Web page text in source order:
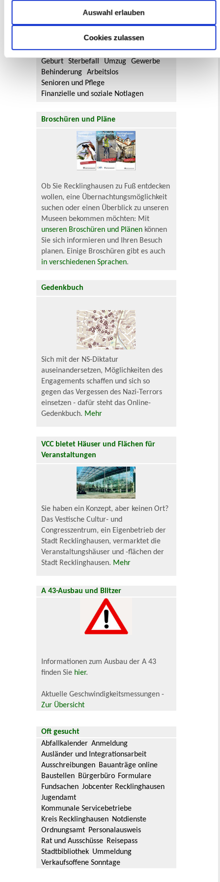
Cookies zulassen
Auswahl erlauben
Neu in Recklinghausen
Heiraten
Geburt
Sterbefall Umzug
Gewerbe
Behinderung
Arbeitslos
Senioren und Pflege
Finanzielle und soziale Notlagen
Broschüren und Pläne
Ob Sie Recklinghausen zu Fuß entdecken
wollen, eine Übernachtungsmöglichkeit
suchen oder einen Überblick zu unseren
Museen bekommen möchten: Mit
unseren Broschüren und Plänen können
Sie sich informieren und Ihren Besuch
planen. Einige Broschüren gibt es auch
in verschiedenen Sprachen.
Gedenkbuch
Sich mit der NS-Diktatur
auseinandersetzen, Möglichkeiten des
Engagements schaffen und sich so
gegen das Vergessen des Nazi-Terrors
einsetzen - dafür steht das Online-
Gedenkbuch. Mehr
VCC bietet Häuser und Flächen für
Veranstaltungen
Sie haben ein Konzept, aber keinen Ort?
Das Vestische Cultur- und
Congresszentrum, ein Eigenbetrieb der
Stadt Recklinghausen, vermarktet die
Veranstaltungshäuser und -flächen der
Stadt Recklinghausen. Mehr
A 43-Ausbau und Blitzer
Informationen zum Ausbau der A 43
finden Sie hier.
Aktuelle Geschwindigkeitsmessungen -
Zur Übersicht
Oft gesucht
Abfallkalender Anmeldung
Ausländer und Integrationsarbeit
Ausschreibungen Bauanträge online
Baustellen Bürgerbüro Formulare
Fundsachen Jobcenter Recklinghausen
Jugendamt
Kommunale Servicebetriebe
Kreis Recklinghausen Notdienste
Ordnungsamt Personalausweis
Rat und Ausschüsse Reisepass
Stadtbibliothek Ummeldung
Verkaufsoffene Sonntage